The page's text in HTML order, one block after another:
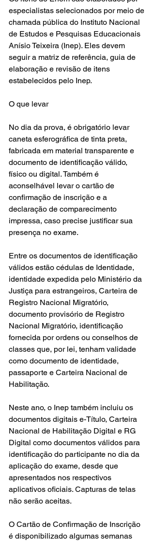
especialistas selecionados por meio de
chamada pública do Instituto Nacional
de Estudos e Pesquisas Educacionais
Anísio Teixeira (Inep). Eles devem
seguir a matriz de referência, guia de
elaboração e revisão de itens
estabelecidos pelo Inep.
O que levar
No dia da prova, é obrigatório levar
caneta esferográfica de tinta preta,
fabricada em material transparente e
documento de identificação válido,
físico ou digital. Também é
aconselhável levar o cartão de
confirmação de inscrição e a
declaração de comparecimento
impressa, caso precise justificar sua
presença no exame.
Entre os documentos de identificação
válidos estão cédulas de Identidade,
identidade expedida pelo Ministério da
Justiça para estrangeiros, Carteira de
Registro Nacional Migratório,
documento provisório de Registro
Nacional Migratório, identificação
fornecida por ordens ou conselhos de
classes que, por lei, tenham validade
como documento de identidade,
passaporte e Carteira Nacional de
Habilitação.
Neste ano, o Inep também incluiu os
documentos digitais e-Título, Carteira
Nacional de Habilitação Digital e RG
Digital como documentos válidos para
identificação do participante no dia da
aplicação do exame, desde que
apresentados nos respectivos
aplicativos oficiais. Capturas de telas
não serão aceitas.
O Cartão de Confirmação de Inscrição
é disponibilizado algumas semanas